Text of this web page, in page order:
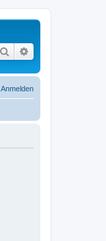
Suche
Anmelden